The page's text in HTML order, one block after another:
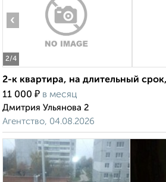
2/4
‹
2-к квартира, на длительный
11 000 ₽ в месяц
Дмитрия Ульянова 2
Агентство, 04.08.2026